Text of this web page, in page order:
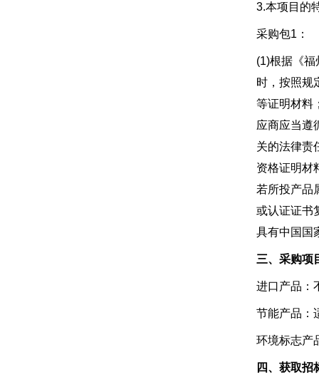
3.本项目的
采购包1：
(1)根据《
时，按照规
等证明材料
应商应当遵
关的法律责
资格证明材
若所投产品
或认证证书
具有中国国
三、采购项
进口产品：
节能产品：
环境标志产
四、获取招